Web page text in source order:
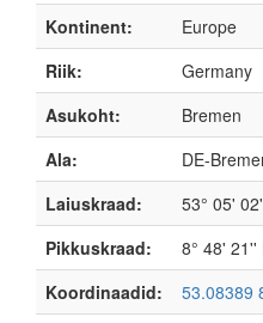
Kontinent:
Europe
Riik:
Germany
Asukoht:
Bremen
Ala:
DE-
Laiuskraad:
53° 05'
Pikkuskraad:
8° 48' 21''
Koordinaadid:
53.08389